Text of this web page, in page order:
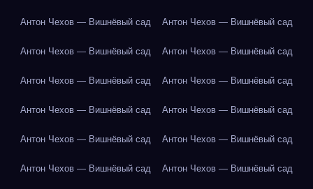
Антон Чехов — Вишнёвый сад Антон Чехов — Вишнёвый сад
Антон Чехов — Вишнёвый сад Антон Чехов — Вишнёвый сад
Антон Чехов — Вишнёвый сад Антон Чехов — Вишнёвый сад
Антон Чехов — Вишнёвый сад Антон Чехов — Вишнёвый сад
Антон Чехов — Вишнёвый сад Антон Чехов — Вишнёвый сад
Антон Чехов — Вишнёвый сад Антон Чехов — Вишнёвый сад